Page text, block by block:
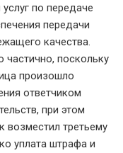
по передаче
передачи
качества.
частично, поскольку
произошло
ответчиком
при этом
возместил третьему
уплата штрафа и